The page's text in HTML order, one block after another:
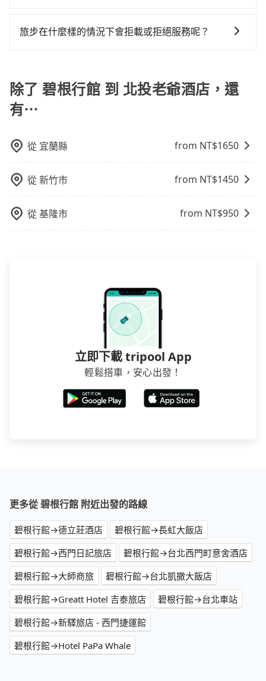
域的限制，實際可停靠的地點與你的上下車地點仍有段
不會超過座位的上限。
於偏遠地區，我們提供的價格已經包含了所有基本的費
詢到具體的費用。
旅步在什麼樣的情況下會拒載或拒絕服務呢？
訂購時填寫的數量。請務必確實填寫當日實際攜帶的行
李及乘坐的總人數，包含成人及兒童／嬰幼兒。 2) 孩童
同行，卻無自備或加購兒童座椅。提醒您，為了保護孩
必須乘坐兒童座椅。 3) 搭乘寵物友善專車卻沒有裝籠。
避免影響行車安全，請您務將寵物置入提籠或提袋內。
除了 碧根行館 到 北投老爺酒店，還
有⋯
從 宜蘭縣 from NT$1650
從新竹市 from NT$1450
從基隆市 from NT$950
立即下載 tripool App
輕鬆搭車，安心出發！
更多從 碧根行館 附近出發的路線
碧根行館→德立莊酒店
碧根行館→長虹大飯店
碧根行館→西門日記旅店
碧根行館→台北西門町意舍酒店
碧根行館→大師商旅
碧根行館→台北凱撒大飯店
碧根行館→Greatt Hotel 吉泰旅店
碧根行館→台北車站
碧根行館→新驛旅店 - 西門捷運館
碧根行館→Hotel PaPa Whale